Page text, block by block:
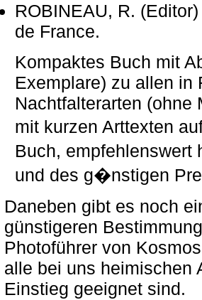
ROBINEAU, R.
de France.
Kompaktes Buch mit
Exemplare) zu allen in
Nachtfalterarten (ohne
mit kurzen Arttexten
Buch,
und des g�nstigen
Daneben gibt es noch
günstigeren
Photoführer von
alle bei uns heimischen
Einstieg geeignet sind.